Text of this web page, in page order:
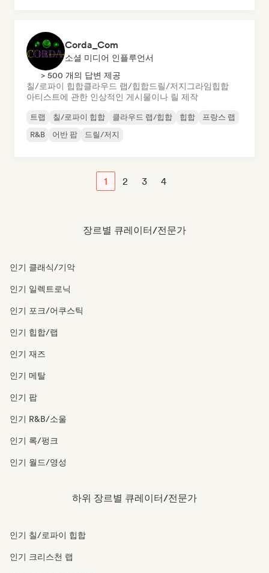
Corda_Com
소셜 미디어 인플루언서
> 500 개의 답변 제공
칠/로파이 힙합클라우드 랩/힙합드릴/저지 그라임힙합
아티스트에 관한 인상적인 게시물이나 릴 제작
트랩 칠/로파이 힙합 클라우드 랩/힙합 힙합
프랑스 랩
R&B
어반 팝 드릴/저지
1 2 3 4
장르별 큐레이터/전문가
인기 클래식/기악
인기 일렉트로닉
인기 포크/어쿠스틱
인기 힙합/랩
인기 재즈
인기 메탈
인기 팝
인기 R&B/소울
인기 록/펑크
인기 월드/영성
하위 장르별 큐레이터/전문가
인기 칠/로파이 힙합
인기 크리스천 랩